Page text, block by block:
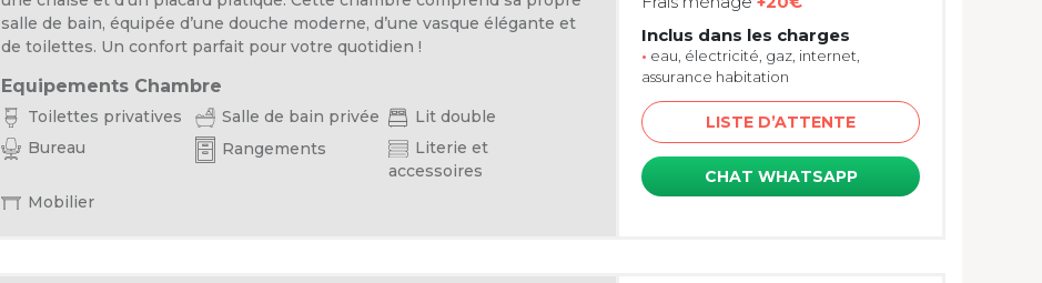
salle de bain, équipée d’une douche moderne, d’une vasque élégante et
de toilettes. Un confort parfait pour votre quotidien !
Equipements Chambre
Toilettes privatives Salle de bain privée
Lit double
Bureau
Rangements
Literie et
accessoires
Mobilier
Inclus dans les charges
• eau, électricité, gaz, internet,
assurance habitation
LISTE D’ATTENTE
CHAT WHATSAPP